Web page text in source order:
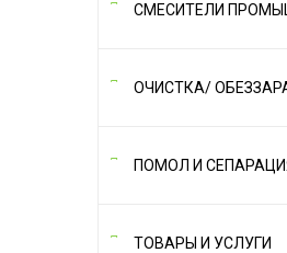
СМЕСИТЕЛИ
ОЧИСТКА/
ПОМОЛ И
ТОВАРЫ И УСЛУГИ